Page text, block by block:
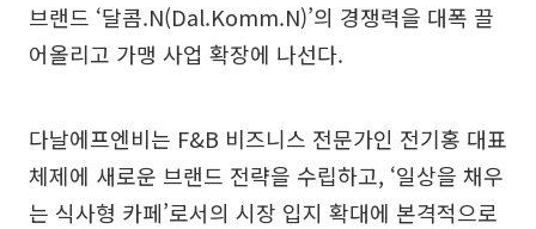
브랜드 ‘달콤.N(Dal.Komm.N)’의 경쟁력을 대폭 끌
어올리고 가맹 사업 확장에 나선다.
다날에프엔비는 F&B 비즈니스 전문가인 전기홍 대표
체제에 새로운 브랜드 전략을 수립하고, ‘일상을 채우
는 식사형 카페’로서의 시장 입지 확대에 본격적으로